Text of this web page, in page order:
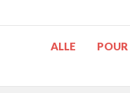
ALLE